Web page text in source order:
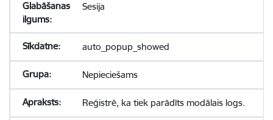
Sesija
auto_popup_showed
Nepieciešams
Reģistrē, ka tiek parādīts modālais logs.